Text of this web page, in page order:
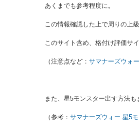
あくまでも参考程度に。
この情報確認した上で周りの上
このサイト含め、格付け評価サ
（注意点など： サマナーズウォ
また、星5モンスター出す方法
（参考： サマナーズウォー 星5